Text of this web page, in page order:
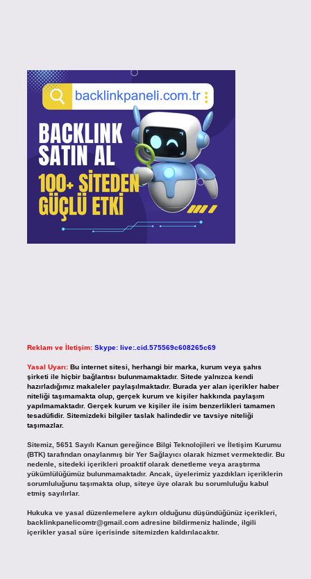
Reklam ve İletişim: Skype: live:.cid.575569c608265c69
Yasal Uyarı: Bu internet sitesi, herhangi bir marka, kurum veya şahıs
şirketi ile hiçbir bağlantısı bulunmamaktadır. Sitede yalnızca kendi
hazırladığımız makaleler paylaşılmaktadır. Burada yer alan içerikler haber
niteliği taşımamakta olup, gerçek kurum ve kişiler hakkında paylaşım
yapılmamaktadır. Gerçek kurum ve kişiler ile isim benzerlikleri tamamen
tesadüfidir. Sitemizdeki bilgiler taslak halindedir ve tavsiye niteliği
taşımazlar.
Sitemiz, 5651 Sayılı Kanun gereğince Bilgi Teknolojileri ve İletişim Kurumu
(BTK) tarafından onaylanmış bir Yer Sağlayıcı olarak hizmet vermektedir. Bu
nedenle, sitedeki içerikleri proaktif olarak denetleme veya araştırma
yükümlülüğümüz bulunmamaktadır. Ancak, üyelerimiz yazdıkları içeriklerin
sorumluluğunu taşımakta olup, siteye üye olarak bu sorumluluğu kabul
etmiş sayılırlar.
Hukuka ve yasal düzenlemelere aykırı olduğunu düşündüğünüz içerikleri,
backlinkpanelicomtr@gmail.comadresine bildirmeniz halinde, ilgili
içerikler yasal süre içerisinde sitemizden kaldırılacaktır.